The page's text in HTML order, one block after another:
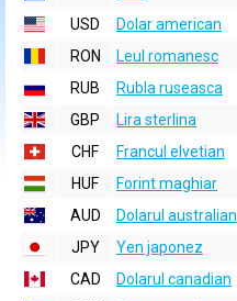
USD
Dolar american
RON
Leul romanesc
RUB
Rubla ruseasca
GBP
Lira sterlina
CHF
Francul elvetian
HUF
Forint maghiar
AUD
Dolarul australian
JPY
Yen japonez
CAD
Dolarul canadian